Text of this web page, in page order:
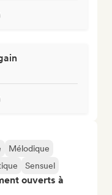
Mélodique
Sensuel
ouverts à